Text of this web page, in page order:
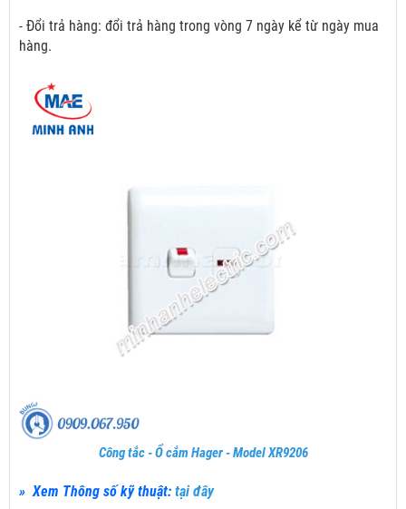
- Đổi trả hàng: đổi trả hàng trong vòng 7 ngày kể từ ngày mua
hàng.
Công tắc - Ổ cắm Hager - Model XR9206
» Xem Thông số kỹ thuật: tại đây